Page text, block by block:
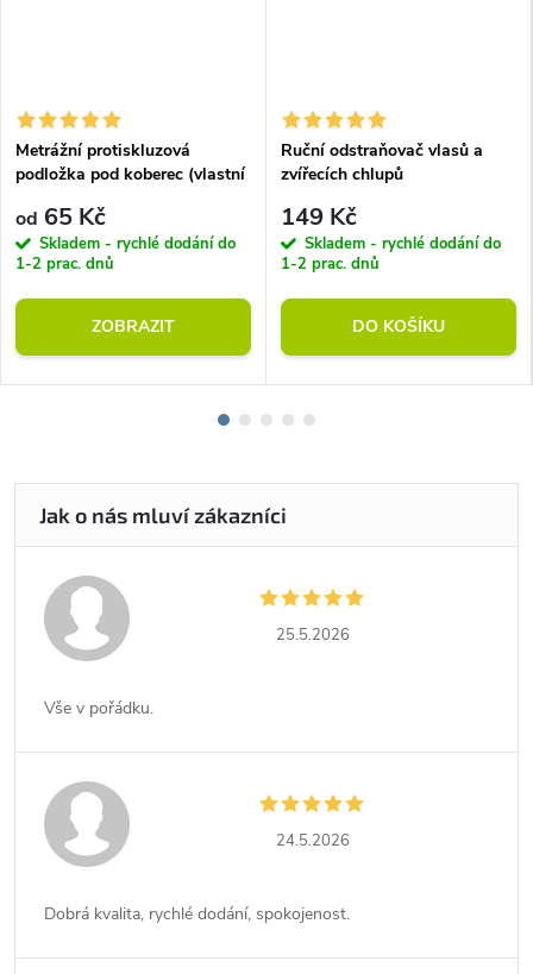
Metrážní protiskluzová
podložka pod koberec (vlastní
od 65 Kč
Skladem - rychlé dodání do
1-2 prac. dnů
ZOBRAZIT
Ruční odstraňovač vlasů a
zvířecích chlupů
149 Kč
Skladem - rychlé dodání do
1-2 prac. dnů
DO KOŠÍKU
25.5.2026
Vše v pořádku.
24.5.2026
Dobrá kvalita, rychlé dodání, spokojenost.